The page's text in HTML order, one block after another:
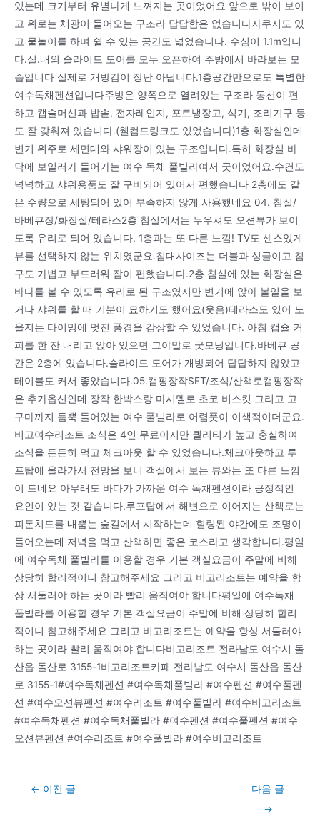
있는데 크기부터 유별나게 느껴지는 곳이었어요 앞으로 밖이 보이
고 위로는 채광이 들어오는 구조라 답답함은 없습니다자쿠지도 있
고 물놀이를 하며 쉴 수 있는 공간도 넓었습니다. 수심이 1.1m입니
다.실.내외 슬라이드 도어를 모두 오픈하여 주방에서 바라보는 모
습입니다 실제로 개방감이 장난 아닙니다.1층공간만으로도 특별한
여수독채펜션입니다주방은 양쪽으로 열려있는 구조라 동선이 편
하고 캡슐머신과 밥솥, 전자레인지, 포트냉장고, 식기, 조리기구 등
도 잘 갖춰져 있습니다.(웰컴드링크도 있었습니다)1층 화장실인데
변기 위주로 세면대와 샤워장이 있는 구조입니다.특히 화장실 바
닥에 보일러가 들어가는 여수 독채 풀빌라여서 굿이었어요.수건도
넉넉하고 샤워용품도 잘 구비되어 있어서 편했습니다 2층에도 같
은 수량으로 세팅되어 있어 부족하지 않게 사용했네요 04. 침실/
바베큐장/화장실/테라스2층 침실에서는 누우셔도 오션뷰가 보이
도록 유리로 되어 있습니다. 1층과는 또 다른 느낌! TV도 센스있게
뷰를 선택하지 않는 위치였군요.침대사이즈는 더블과 싱글이고 침
구도 가볍고 부드러워 잠이 편했습니다.2층 침실에 있는 화장실은
바다를 볼 수 있도록 유리로 된 구조였지만 변기에 앉아 볼일을 보
거나 샤워를 할 때 기분이 묘하기도 했어요(웃음)테라스도 있어 노
을지는 타이밍에 멋진 풍경을 감상할 수 있었습니다. 아침 캡슐 커
피를 한 잔 내리고 앉아 있으면 그야말로 굿모닝입니다.바베큐 공
간은 2층에 있습니다.슬라이드 도어가 개방되어 답답하지 않았고
테이블도 커서 좋았습니다.05.캠핑장작SET/조식/산책로캠핑장작
은 추가옵션인데 장작 한박스랑 마시멜로 초코 비스킷 그리고 고
구마까지 듬뿍 들어있는 여수 풀빌라로 어렴풋이 이색적이더군요.
비고여수리조트 조식은 4인 무료이지만 퀄리티가 높고 충실하여
조식을 든든히 먹고 체크아웃 할 수 있었습니다.체크아웃하고 루
프탑에 올라가서 전망을 보니 객실에서 보는 뷰와는 또 다른 느낌
이 드네요 아무래도 바다가 가까운 여수 독채펜션이라 긍정적인
요인이 있는 것 같습니다.루프탑에서 해변으로 이어지는 산책로는
피톤치드를 내뿜는 숲길에서 시작하는데 힐링된 야간에도 조명이
들어오는데 저녁을 먹고 산책하면 좋은 코스라고 생각합니다.평일
에 여수독채 풀빌라를 이용할 경우 기본 객실요금이 주말에 비해
상당히 합리적이니 참고해주세요 그리고 비고리조트는 예약을 항
상 서둘러야 하는 곳이라 빨리 움직여야 합니다평일에 여수독채
풀빌라를 이용할 경우 기본 객실요금이 주말에 비해 상당히 합리
적이니 참고해주세요 그리고 비고리조트는 예약을 항상 서둘러야
하는 곳이라 빨리 움직여야 합니다비고리조트 전라남도 여수시 돌
산읍 돌산로 3155-1비고리조트카페 전라남도 여수시 돌산읍 돌산
로 3155-1#여수독채펜션 #여수독채풀빌라 #여수펜션 #여수풀펜
션 #여수오션뷰펜션 #여수리조트 #여수풀빌라 #여수비고리조트
#여수독채펜션 #여수독채풀빌라 #여수펜션 #여수풀펜션 #여수
오션뷰펜션 #여수리조트 #여수풀빌라 #여수비고리조트
Post← 이전 글
다음 글
→